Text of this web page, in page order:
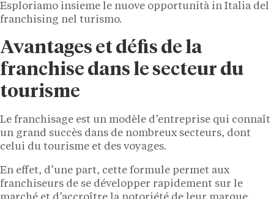
Esploriamo insieme le nuove opportunità in Italia del
franchising nel turismo.
Avantages et défis de la
franchise dans le secteur du
tourisme
Le franchisage est un modèle d’entreprise qui connaît
un grand succès dans de nombreux secteurs, dont
celui du tourisme et des voyages.
En effet, d’une part, cette formule permet aux
franchiseurs de se développer rapidement sur le